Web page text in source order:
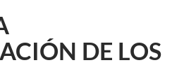
DE LOS